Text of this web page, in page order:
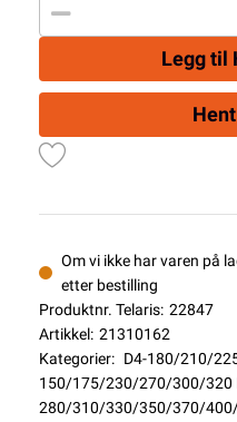
Legg til
Om vi ikke har varen på
etter bestilling
Produktnr. Telaris: 22847
Artikkel: 21310162
Kategorier: D4-180/210/
150/175/230/270/300/320
280/310/330/350/370/400/